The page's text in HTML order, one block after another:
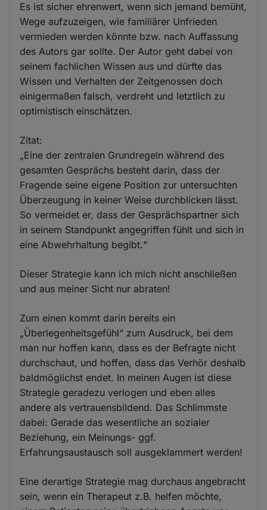
Es ist sicher ehrenwert, wenn sich jemand bemüht,
Wege aufzuzeigen, wie familiärer Unfrieden
vermieden werden könnte bzw. nach Auffassung
des Autors gar sollte. Der Autor geht dabei von
seinem fachlichen Wissen aus und dürfte das
Wissen und Verhalten der Zeitgenossen doch
einigermaßen falsch, verdreht und letztlich zu
optimistisch einschätzen.
Zitat:
„Eine der zentralen Grundregeln während des
gesamten Gesprächs besteht darin, dass der
Fragende seine eigene Position zur untersuchten
Überzeugung in keiner Weise durchblicken lässt.
So vermeidet er, dass der Gesprächspartner sich
in seinem Standpunkt angegriffen fühlt und sich in
eine Abwehrhaltung begibt.“
Dieser Strategie kann ich mich nicht anschließen
und aus meiner Sicht nur abraten!
Zum einen kommt darin bereits ein
„Überlegenheitsgefühl“ zum Ausdruck, bei dem
man nur hoffen kann, dass es der Befragte nicht
durchschaut, und hoffen, dass das Verhör deshalb
baldmöglichst endet. In meinen Augen ist diese
Strategie geradezu verlogen und eben alles
andere als vertrauensbildend. Das Schlimmste
dabei: Gerade das wesentliche an sozialer
Beziehung, ein Meinungs- ggf.
Erfahrungsaustausch soll ausgeklammert werden!
Eine derartige Strategie mag durchaus angebracht
sein, wenn ein Therapeut z.B. helfen möchte,